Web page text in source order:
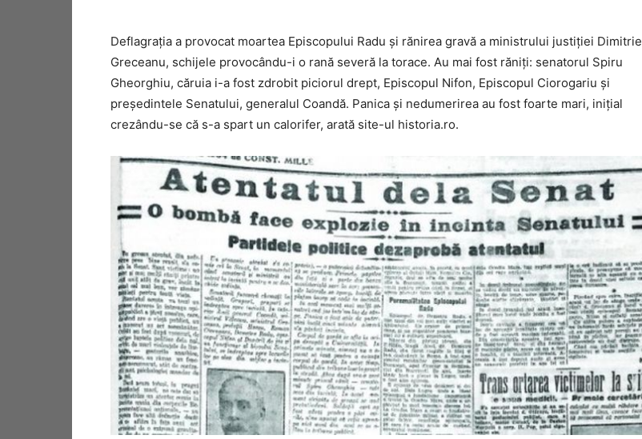
Deflagraţia a provocat moartea Episcopului Radu şi rănirea gravă a ministrului justiţiei Dimitrie
Greceanu, schijele provocându-i o rană severă la torace. Au mai fost răniţi: senatorul Spiru
Gheorghiu, căruia i-a fost zdrobit piciorul drept, Episcopul Nifon, Episcopul Ciorogariu şi
preşedintele Senatului, generalul Coandă. Panica şi nedumerirea au fost foarte mari, iniţial
crezându-se că s-a spart un calorifer, arată site-ul historia.ro.